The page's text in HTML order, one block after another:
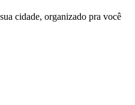
cidade, organizado pra você